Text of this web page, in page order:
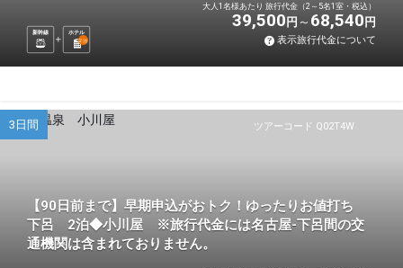
新幹線
ホテル
2泊
大人1名様あたり 旅行代金（2～5名1室・税込）
39,500 円 68,540 円
表示旅行代金について
ツアーコード Q02T4W
3日間
【90日前まで】早期申込がおトク！ゆったりお値打ち
下呂 2泊◆小川屋 ※旅行代金には名古屋-下呂間の交
通機関は含まれておりません。